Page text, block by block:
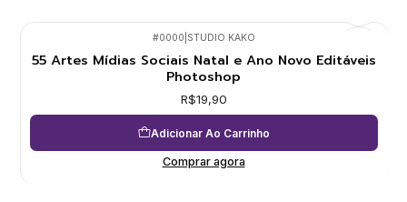
#0000 STUDIO KAKO
55 Artes Mídias Sociais Natal e Ano Novo Editáveis
Photoshop
R$19,90
Adicionar Ao Carrinho
Comprar agora